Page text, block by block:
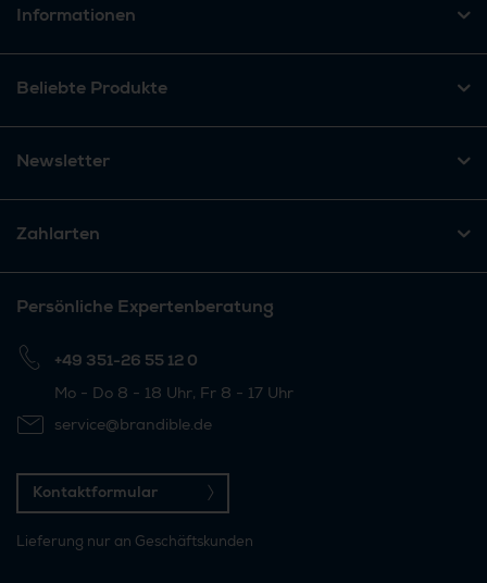
Informationen
Beliebte Produkte
Newsletter
Zahlarten
Persönliche Expertenberatung
+49 351-26 55 12 0
Mo - Do 8 - 18 Uhr, Fr 8 - 17 Uhr
service@brandible.de
Kontaktformular
Lieferung nur an Geschäftskunden